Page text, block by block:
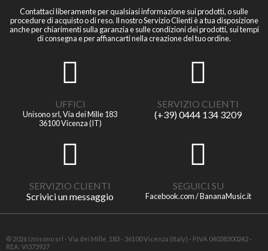
Contattaci liberamente per qualsiasi informazione sui prodotti, o sulle
procedure di acquisto o di reso. Il nostro Servizio Clienti è a tua disposizione
anche per chiarimenti sulla garanzia e sulle condizioni dei prodotti, sui tempi
di consegna e per affiancarti nella creazione del tuo ordine.
UFFICI
Unisono srl, Via dei Mille 183
36100 Vicenza (IT)
SERVIZIO CLIENTI
(+39) 0444 134 3209
SERVIZIO CLIENTI
Scrivici un messaggio
SEGUICI SU
Facebook.com / BananaMusic.it
© 2026 Unisono srl - Via dei Mille, 183 - 36100 Vicenza (Italy) - P.IVA 04038300242 -
REA: VI373927